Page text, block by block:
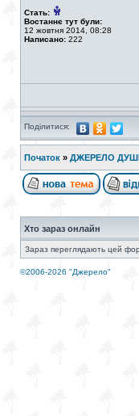
Стать:
Востаннє тут були:
12 жовтня 2014, 08:28
Написано: 222
Поділитися:
Початок » ДЖЕРЕЛО
Хто зараз онлайн
Зараз переглядають цей
©2006-2026 "Джерело"